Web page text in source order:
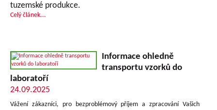
tuzemské produkce.
Celý článek...
Informace ohledně
transportu vzorků do
laboratoří
24.09.2025
Vážení zákazníci, pro bezproblémový příjem a zpracování Vašich